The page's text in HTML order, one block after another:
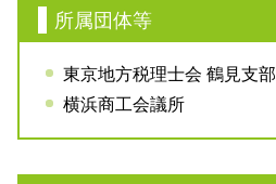
所属団体等
東京地方税理士会 鶴見支部
横浜商工会議所